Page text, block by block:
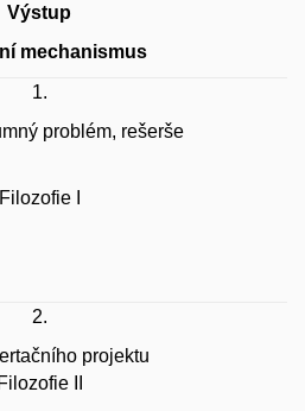
Výstup
mechanismus
1.
problém, rešerše
Filozofie I
2.
projektu
Filozofie II